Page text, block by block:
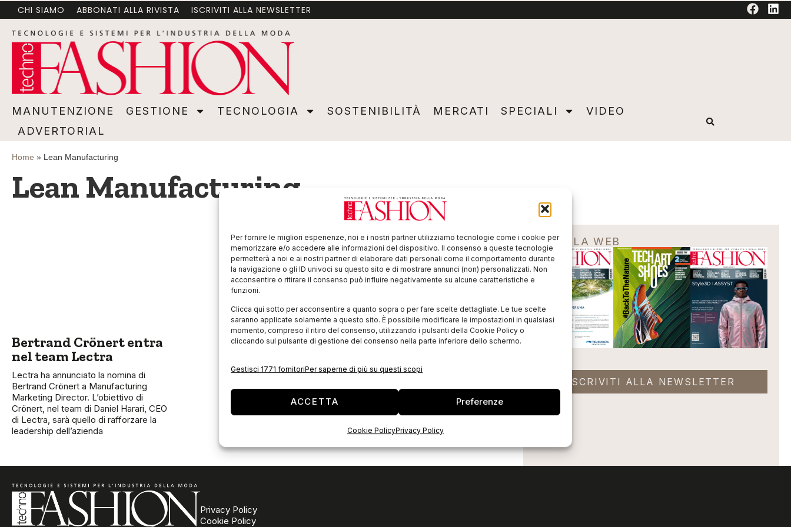
Per fornire le migliori esperienze, noi e i nostri partner utilizziamo tecnologie come i cookie per
memorizzare e/o accedere alle informazioni del dispositivo. Il consenso a queste tecnologie
permetterà a noi e ai nostri partner di elaborare dati personali come il comportamento durante
la navigazione o gli ID univoci su questo sito e di mostrare annunci (non) personalizzati. Non
acconsentire o ritirare il consenso può influire negativamente su alcune caratteristiche e
funzioni.
Clicca qui sotto per acconsentire a quanto sopra o per fare scelte dettagliate. Le tue scelte
saranno applicate solamente a questo sito. È possibile modificare le impostazioni in qualsiasi
momento, compreso il ritiro del consenso, utilizzando i pulsanti della Cookie Policy o
cliccando sul pulsante di gestione del consenso nella parte inferiore dello schermo.
Gestisci 1771 fornitoriPer saperne di più su questi scopi
ACCETTA Preferenze
Cookie PolicyPrivacy Policy
MANUTENZIONE GESTIONE TECNOLOGIA SOSTENIBILITÀ MERCATI SPECIALI VIDEO ADVERTORIAL
CHI SIAMO ABBONATI ALLA RIVISTA ISCRIVITI ALLA NEWSLETTER
MANUTENZIONE GESTIONE TECNOLOGIA SOSTENIBILITÀ MERCATI SPECIALI
VIDEO
ADVERTORIAL
Home » Lean Manufacturing
Lean Manufacturing
Bertrand Crönert entra
nel team Lectra
Lectra ha annunciato la nomina di
Bertrand Crönert a Manufacturing
Marketing Director. L’obiettivo di
Crönert, nel team di Daniel Harari, CEO
di Lectra, sarà quello di rafforzare la
leadership dell’azienda
EDICOLA WEB
ISCRIVITI ALLA NEWSLETTER
Privacy Policy
Cookie Policy